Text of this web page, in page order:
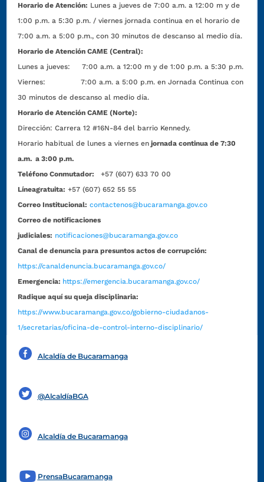
Horario de Atención: Lunes a jueves de 7:00 a.m. a 12:00 m y de
1:00 p.m. a 5:30 p.m. / viernes jornada continua en el horario de
7:00 a.m. a 5:00 p.m., con 30 minutos de descanso al medio día.
Horario de Atención CAME (Central):
Lunes a jueves: 7:00 a.m. a 12:00 m y de 1:00 p.m. a 5:30 p.m.
Viernes: 7:00 a.m. a 5:00 p.m. en Jornada Continua con
30 minutos de descanso al medio día.
Horario de Atención CAME (Norte):
Dirección:Carrera 12 #16N-84 del barrio Kennedy.
Horario habitual de lunes a viernes en jornada continua de 7:30
a.m. a 3:00 p.m.
Teléfono Conmutador:
+57 (607) 633 70 00
Líneagratuita: +57 (607) 652 55 55
Correo Institucional: contactenos@bucaramanga.gov.co
Correo de notificaciones
judiciales: notificaciones@bucaramanga.gov.co
Canal de denuncia para presuntos actos de corrupción:
https://canaldenuncia.bucaramanga.gov.co/
Emergencia: https://emergencia.bucaramanga.gov.co/
Radique aquí su queja disciplinaria:
https://www.bucaramanga.gov.co/gobierno-ciudadanos-
1/secretarias/oficina-de-control-interno-disciplinario/
Alcaldía de Bucaramanga
@AlcaldíaBGA
Alcaldía de Bucaramanga
PrensaBucaramanga